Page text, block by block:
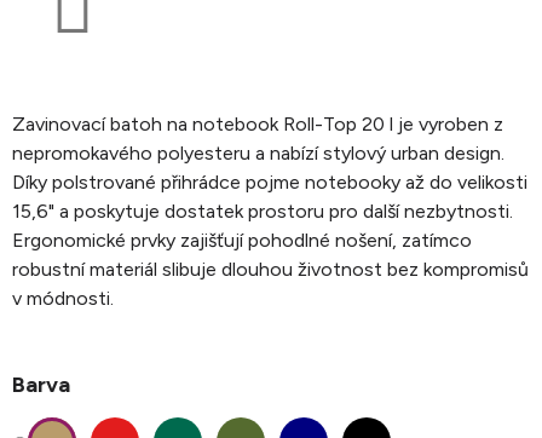
Zavinovací batoh na notebook Roll-Top 20 l je vyroben z
nepromokavého polyesteru a nabízí stylový urban design.
Díky polstrované přihrádce pojme notebooky až do velikosti
15,6" a poskytuje dostatek prostoru pro další nezbytnosti.
Ergonomické prvky zajišťují pohodlné nošení, zatímco
robustní materiál slibuje dlouhou životnost bez kompromisů
v módnosti.
Barva